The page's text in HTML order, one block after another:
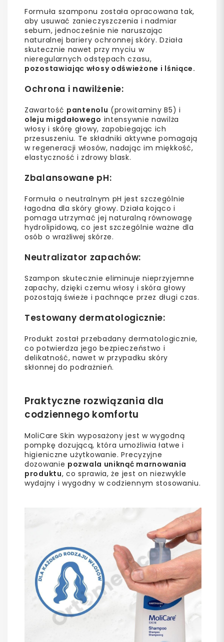
Formuła szamponu została opracowana tak,
aby usuwać zanieczyszczenia i nadmiar
sebum, jednocześnie nie naruszając
naturalnej bariery ochronnej skóry. Działa
skutecznie nawet przy myciu w
nieregularnych odstępach czasu,
pozostawiając włosy odświeżone i lśniące.
Ochrona i nawilżenie:
Zawartość pantenolu (prowitaminy B5) i
oleju migdałowego intensywnie nawilża
włosy i skórę głowy, zapobiegając ich
przesuszeniu. Te składniki aktywne pomagają
w regeneracji włosów, nadając im miękkość,
elastyczność i zdrowy blask.
Zbalansowane pH:
Formuła o neutralnym pH jest szczególnie
łagodna dla skóry głowy. Działa kojąco i
pomaga utrzymać jej naturalną równowagę
hydrolipidową, co jest szczególnie ważne dla
osób o wrażliwej skórze.
Neutralizator zapachów:
Szampon skutecznie eliminuje nieprzyjemne
zapachy, dzięki czemu włosy i skóra głowy
pozostają świeże i pachnące przez długi czas.
Testowany dermatologicznie:
Produkt został przebadany dermatologicznie,
co potwierdza jego bezpieczeństwo i
delikatność, nawet w przypadku skóry
skłonnej do podrażnień.
Praktyczne rozwiązania dla
codziennego komfortu
MoliCare Skin wyposażony jest w wygodną
pompkę dozującą, która umożliwia łatwe i
higieniczne użytkowanie. Precyzyjne
dozowanie pozwala uniknąć marnowania
produktu, co sprawia, że jest on niezwykle
wydajny i wygodny w codziennym stosowaniu.